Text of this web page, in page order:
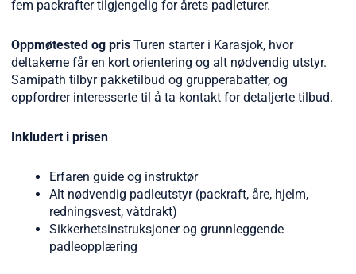
fem packrafter tilgjengelig for årets padleturer.
Oppmøtested og prisTuren starter i Karasjok, hvor
deltakerne får en kort orientering og alt nødvendig utstyr.
Samipath tilbyr pakketilbud og grupperabatter, og
oppfordrer interesserte til å ta kontakt for detaljerte tilbud.
Inkludert i prisen
Erfaren guide og instruktør
Alt nødvendig padleutstyr (packraft, åre, hjelm,
redningsvest, våtdrakt)
Sikkerhetsinstruksjoner og grunnleggende
padleopplæring